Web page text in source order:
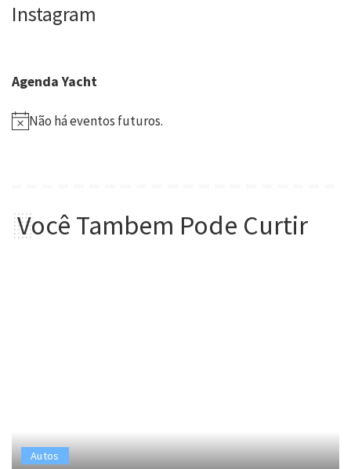
Instagram
Agenda Yacht
Não há eventos futuros.
Você Tambem Pode Curtir
Autos